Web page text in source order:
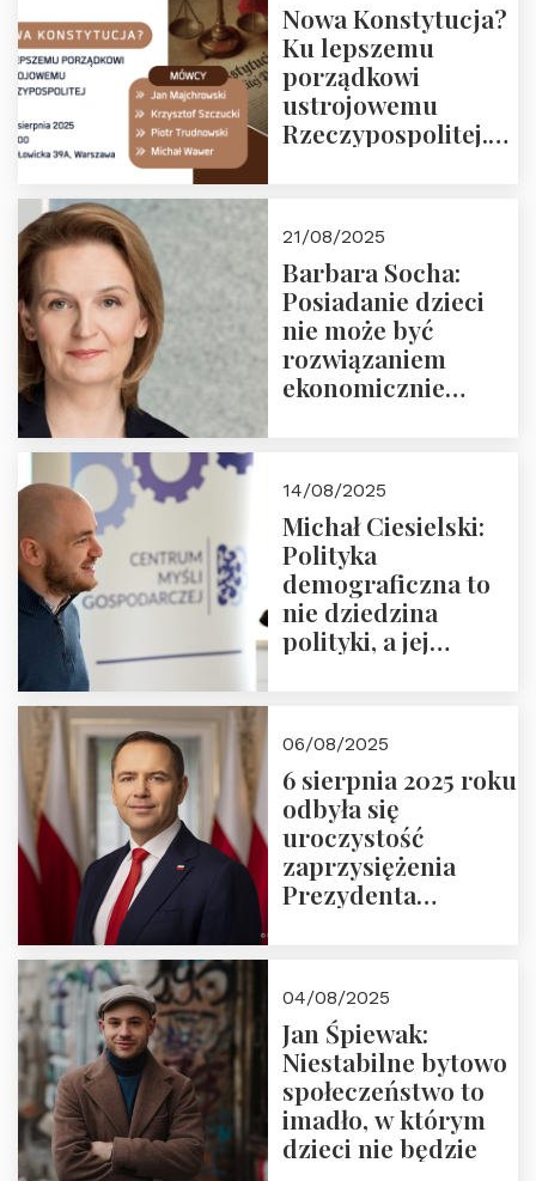
Nowa Konstytucja?
Ku lepszemu
porządkowi
ustrojowemu
Rzeczypospolitej.
Nowego
Ćwierćwiecza”
21/08/2025
Barbara Socha:
Posiadanie dzieci
nie może być
rozwiązaniem
ekonomicznie
14/08/2025
Michał Ciesielski:
Polityka
demograficzna to
nie dziedzina
polityki, a jej
06/08/2025
6 sierpnia 2025 roku
odbyła się
uroczystość
zaprzysiężenia
Prezydenta
Nawrockiego
04/08/2025
Jan Śpiewak:
Niestabilne bytowo
społeczeństwo to
imadło, w którym
dzieci nie będzie